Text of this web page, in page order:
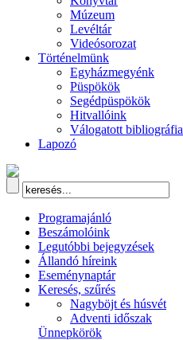
Múzeum
Levéltár
Videósorozat
Történelmünk
Egyházmegyénk
Püspökök
Segédpüspökök
Hitvallóink
Válogatott bibliográfia
Lapozó
Programajánló
Beszámolóink
Legutóbbi bejegyzések
Állandó híreink
Eseménynaptár
Keresés, szűrés
Nagyböjt és húsvét
Adventi időszak
Ünnepkörök